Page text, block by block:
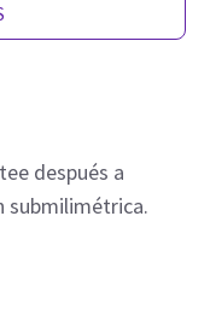
después a
submilimétrica.